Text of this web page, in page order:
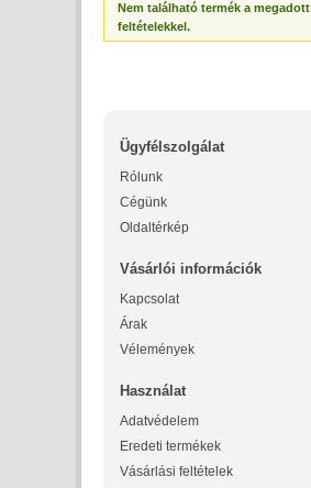
Nem található termék a megadott
feltételekkel.
Ügyfélszolgálat
Rólunk
Cégünk
Oldaltérkép
Vásárlói információk
Kapcsolat
Árak
Vélemények
Használat
Adatvédelem
Eredeti termékek
Vásárlási feltételek